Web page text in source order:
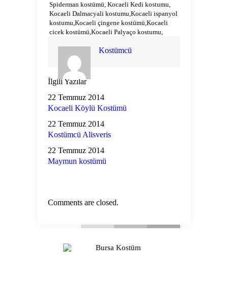
Spiderman kostümü, Kocaeli Kedi kostumu,
Kocaeli Dalmacyali kostumu,Kocaeli ispanyol
kostumu,Kocaeli çingene kostümü,Kocaeli
cicek kostümü,Kocaeli Palyaço kostumu,
Kostümcü
İlgili Yazılar
22 Temmuz 2014
Kocaeli Köylü Kostümü
22 Temmuz 2014
Kostümcü Alisveris
22 Temmuz 2014
Maymun kostümü
Comments are closed.